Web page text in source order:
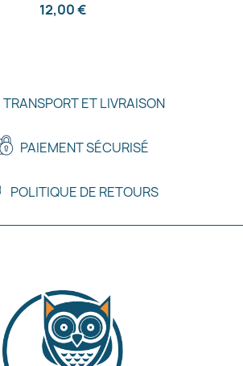
12,00 €
TRANSPORT ET LIVRAISON
PAIEMENT SÉCURISÉ
POLITIQUE DE RETOURS